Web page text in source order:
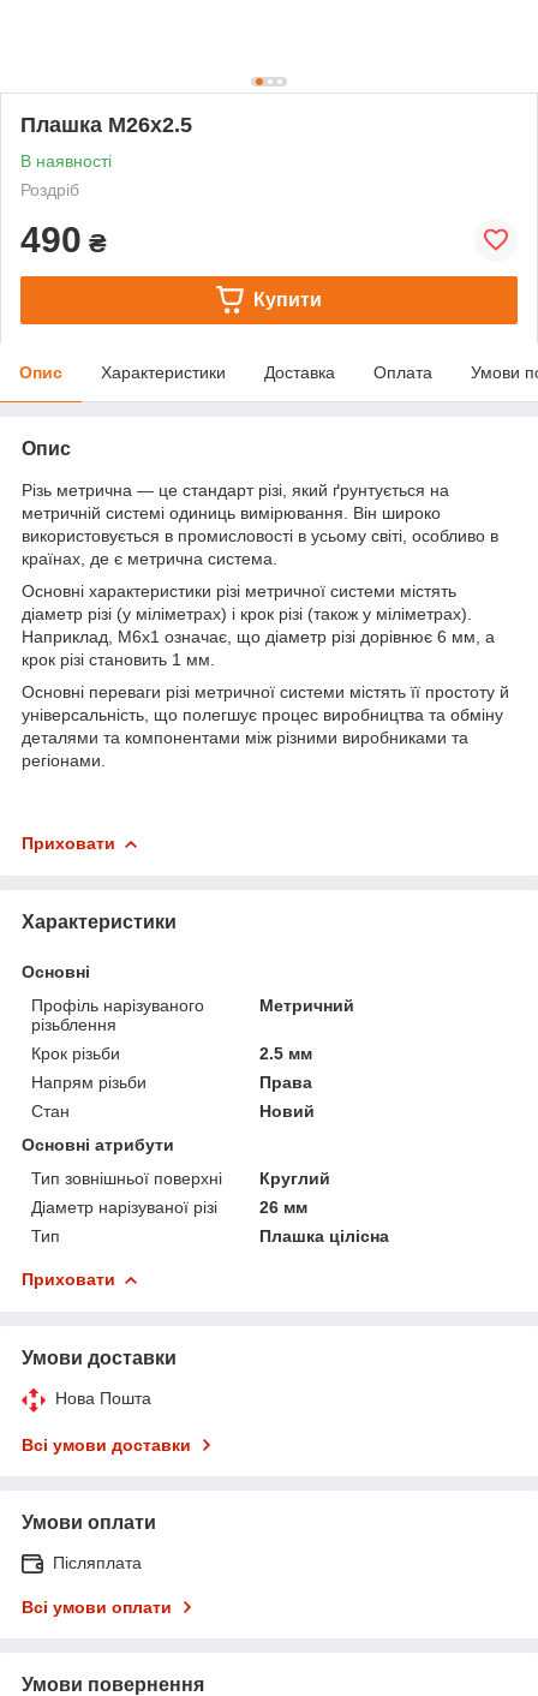
Плашка М26х2.5
В наявності
Роздріб
490 ₴
Купити
Опис Характеристики Доставка Оплата Умови
Опис
Різь метрична — це стандарт різі, який ґрунтується на
метричній системі одиниць вимірювання. Він широко
використовується в промисловості в усьому світі, особливо в
країнах, де є метрична система.
Основні характеристики різі метричної системи містять
діаметр різі (у міліметрах) і крок різі (також у міліметрах).
Наприклад, M6x1 означає, що діаметр різі дорівнює 6 мм, а
крок різі становить 1 мм.
Основні переваги різі метричної системи містять її простоту й
універсальність, що полегшує процес виробництва та обміну
деталями та компонентами між різними виробниками та
регіонами.
Приховати
Характеристики
Основні
Профіль нарізуваного
різьблення
Метричний
Крок різьби
2.5 мм
Напрям різьби
Права
Стан
Новий
Основні атрибути
Тип зовнішньої поверхні
Круглий
Діаметр нарізуваної різі
26 мм
Тип
Плашка цілісна
Приховати
Умови доставки
Нова Пошта
Всі умови доставки
Умови оплати
Післяплата
Всі умови оплати
Умови повернення